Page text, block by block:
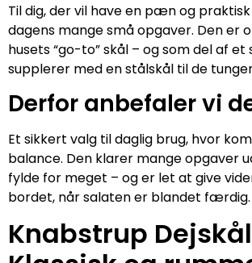
Til dig, der vil have en pæn og
dagens mange små opgaver. Den er
husets “go-to” skål – og som del af
supplerer med en stålskål til de
Derfor anbefaler vi
Et sikkert valg til daglig brug, hvor
balance. Den klarer mange opgaver
fylde for meget – og er let at give
bordet, når salaten er blandet færdig.
Knabstrup